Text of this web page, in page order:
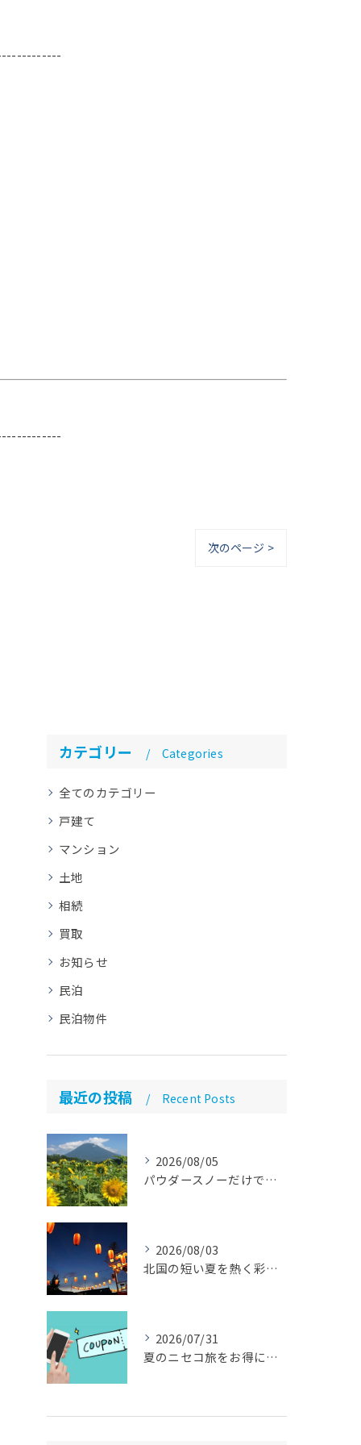
次のページ >
カテゴリー Categories
全てのカテゴリー
戸建て
マンション
土地
相続
買取
お知らせ
民泊
民泊物件
最近の投稿 Recent Posts
2026/08/05
パウダースノーだけではない魅力「ニセコ民泊のススメ」【ニセコ 民泊 管理 運営代行】
2026/08/03
北国の短い夏を熱く彩る！8月の注目イベント 【札幌 民泊 管理 運営代行】
2026/07/31
夏のニセコ旅をお得に「ニセコサマーパス」とは？ 【札幌 民泊 管理 運営代行】